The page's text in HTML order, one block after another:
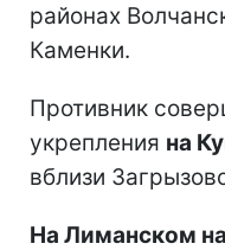
районах
Каменки.
Противник
укрепления на
вблизи
На Лиманском